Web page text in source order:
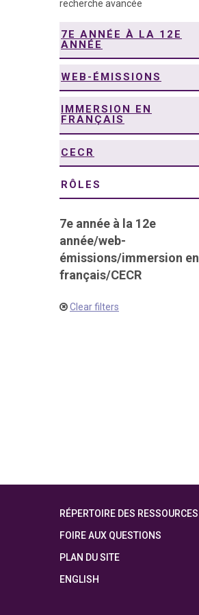
recherche avancée
7E ANNÉE À LA 12E
ANNÉE
WEB-ÉMISSIONS
IMMERSION EN
FRANÇAIS
CECR
RÔLES
7e année à la 12e
année/web-
émissions/immersion en
français/CECR
Clear filters
RÉPERTOIRE DES RESSOURCES
FOIRE AUX QUESTIONS
PLAN DU SITE
ENGLISH